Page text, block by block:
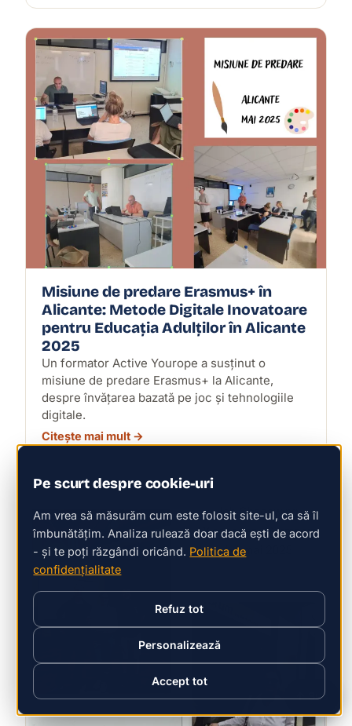
Misiune de predare Erasmus+ în
Alicante: Metode Digitale Inovatoare
pentru Educația Adulților în Alicante
2025
Un formator Active Yourope a susținut o
misiune de predare Erasmus+ la Alicante,
despre învățarea bazată pe joc și tehnologiile
digitale.
Citește mai mult →
↑ Sus
Pe scurt despre cookie-uri
Am vrea să măsurăm cum este folosit site-ul, ca să îl
îmbunătățim. Analiza rulează doar dacă ești de acord
- și te poți răzgândi oricând. Politica de
confidențialitate
Refuz tot
Personalizează
Accept tot